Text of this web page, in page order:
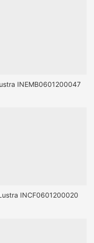
INEMB0601200047
INCF0601200020